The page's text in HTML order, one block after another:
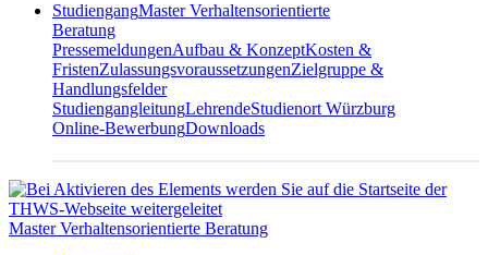
StudiengangMaster Verhaltensorientierte
Beratung
PressemeldungenAufbau & KonzeptKosten &
FristenZulassungsvoraussetzungenZielgruppe &
Handlungsfelder
StudiengangleitungLehrendeStudienort Würzburg
Online-BewerbungDownloads
Master Verhaltensorientierte Beratung